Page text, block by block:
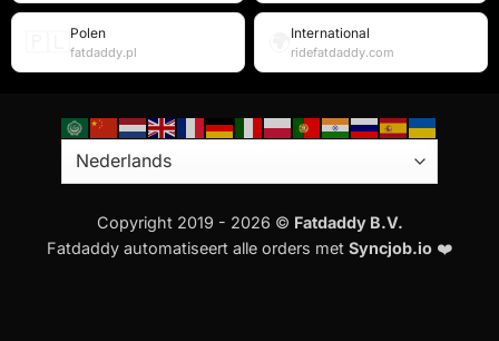
Polen
fatdaddy.pl
International
ridefatdaddy.com
Copyright 2019 - 2026 © Fatdaddy B.V.
Fatdaddy automatiseert alle orders met Syncjob.io ❤️